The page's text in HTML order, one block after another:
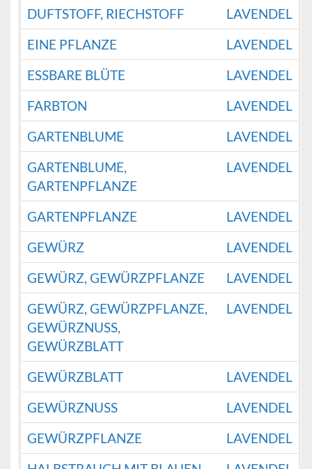
DUFTSTOFF, RIECHSTOFF
LAVENDEL
EINE PFLANZE
LAVENDEL
ESSBARE BLÜTE
LAVENDEL
FARBTON
LAVENDEL
GARTENBLUME
LAVENDEL
GARTENBLUME,
GARTENPFLANZE
LAVENDEL
GARTENPFLANZE
LAVENDEL
GEWÜRZ
LAVENDEL
GEWÜRZ, GEWÜRZPFLANZE
LAVENDEL
GEWÜRZ, GEWÜRZPFLANZE,
GEWÜRZNUSS,
GEWÜRZBLATT
LAVENDEL
GEWÜRZBLATT
LAVENDEL
GEWÜRZNUSS
LAVENDEL
GEWÜRZPFLANZE
LAVENDEL